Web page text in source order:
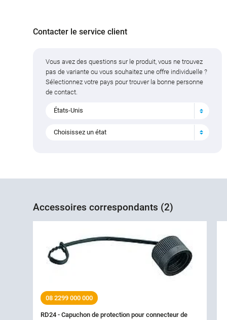
Contacter le service client
Vous avez des questions sur le produit, vous ne trouvez
pas de variante ou vous souhaitez une offre individuelle ?
Sélectionnez votre pays pour trouver la bonne personne
de contact.
États-Unis
Choisissez un état
Accessoires correspondants (2)
08 2299 000 000
RD24 - Capuchon de protection pour connecteur de